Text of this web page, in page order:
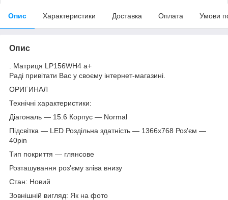
Опис Характеристики Доставка Оплата Умови
Опис
. Матриця LP156WH4 a+
Раді привітати Вас у своєму інтернет-магазині.
ОРИГИНАЛ
Технічні характеристики:
Діагональ — 15.6 Корпус — Normal
Підсвітка — LED Роздільна здатність — 1366х768 Роз'єм —
40pin
Тип покриття — глянсове
Розташування роз'єму зліва внизу
Стан: Новий
Зовнішній вигляд: Як на фото